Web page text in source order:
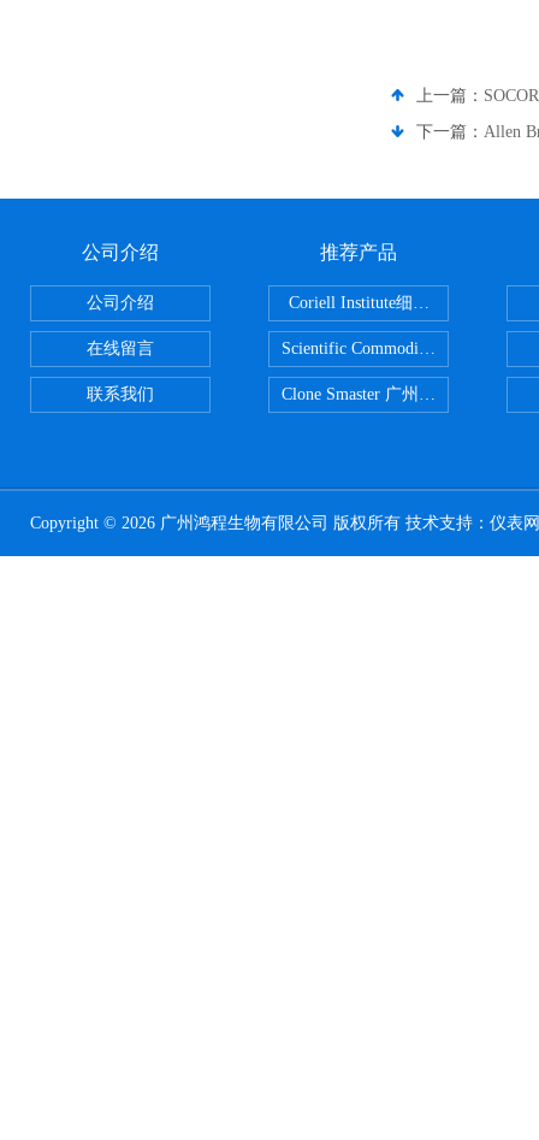
上一篇：
下一篇： Allen
公司介绍
公司介绍
在线留言
联系我们
推荐产品
Scientific CommoditiesPE管 广州
Clone Smaster 广州鸿程代理
Copyright © 2026 广州鸿程生物有限公司 版权所有 技术支持： 仪表网